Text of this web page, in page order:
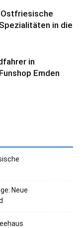
in die
in
Emden
Neue